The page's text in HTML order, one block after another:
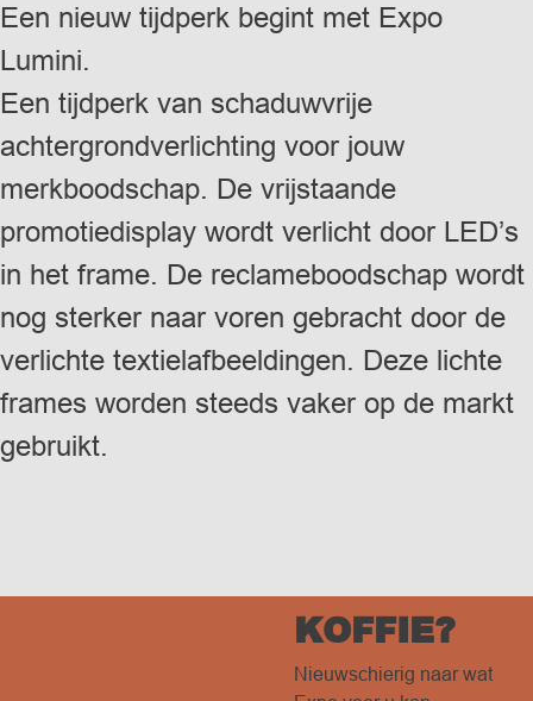
Een nieuw tijdperk begint met Expo
Lumini.
Een tijdperk van schaduwvrije
achtergrondverlichting voor jouw
merkboodschap. De vrijstaande
promotiedisplay wordt verlicht door LED’s
in het frame. De reclameboodschap wordt
nog sterker naar voren gebracht door de
verlichte textielafbeeldingen. Deze lichte
frames worden steeds vaker op de markt
gebruikt.
KOFFIE?
Nieuwschierig naar wat